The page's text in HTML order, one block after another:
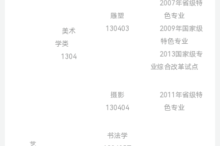
艺
美术
学类
1304
雕塑
130403
2007年省级特
色专业
2009年国家级
特色专业
2013国家级专
业综合改革试点
摄影
130404
2011年省级特
色专业
书法学